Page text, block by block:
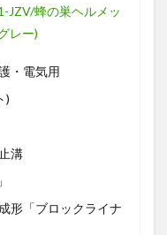
JZV/蜂の巣ヘルメッ
レー)
・電気用
)
溝
形「ブロックライナ